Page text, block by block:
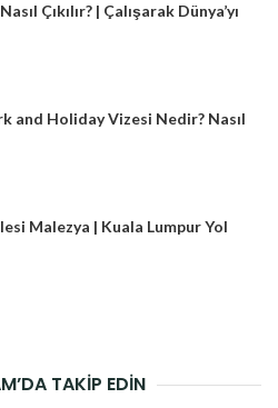
Çıkılır? | Çalışarak Dünya’yı
and Holiday Vizesi Nedir? Nasıl
Malezya | Kuala Lumpur Yol
TAKİP EDİN